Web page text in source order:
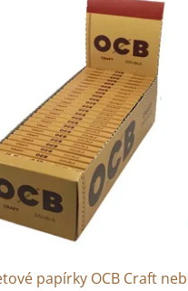
papírky OCB Craft